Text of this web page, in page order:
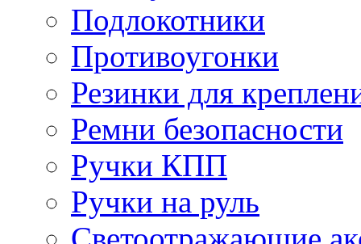
Подлокотники
Противоугонки
Резинки для
Ремни безопасности
Ручки КПП
Ручки на руль